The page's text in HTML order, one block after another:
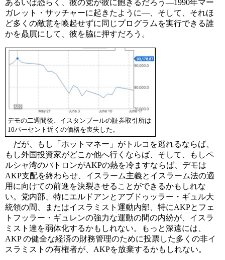
あるいは恐らく、彼の党が彼に飽きるだろう―1990年マー
ガレット・サッチャーに起きたように―、そして、それほ
ど多くの敵意を喚起せずに同じプログラムを実行できる誰
かを贔屓にして、彼を脇に押すだろう。
デモの二週間後、イスタンブールの証券取引所は
10パーセント近くの価格を喪失した。
だが、もし「ホットマネー」がトルコを逃れるならば、
もし外国投資家がどこか他へ行くならば、そして、もしペ
ルシャ湾のパトロンがAKPの熱を冷ますならば、デモは
AKP支配を終わらせ、イスラーム主義とイスラーム法の適
用に向けての前進を決裂させることができるかもしれな
い。党内部、特にエルドアンとアブドゥッラー・ギュル大
統領の間、またはイスラミスト運動内部、特にAKPとフェ
トフッラー・ギュレンの強力な運動の間の内紛が、イスラ
ミスト達を弱体化するかもしれない。もっと深遠には、
AKP の健全な経済の財務管理のために投票した多くの非イ
スラミストの有権者が、AKPを放棄するかもしれない。